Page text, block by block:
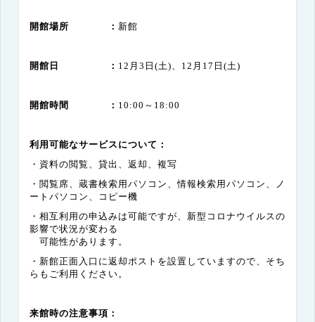
開館場所 ： 新館
開館日 ： 12 月 3 日 (土) 12 月 17 日 (土)
開館時間 ： 10:00 ～ 18:00
利用可能なサービスについて：
・資料の閲覧、貸出、返却、複写
・閲覧席、蔵書検索用パソコン、情報検索用パソコン、ノ
ートパソコン、コピー機
・相互利用の申込みは可能ですが、新型コロナウイルスの
影響で状況が変わる
可能性があります。
・新館正面入口に返却ポストを設置していますので、そち
らもご利用ください。
来館時の注意事項：